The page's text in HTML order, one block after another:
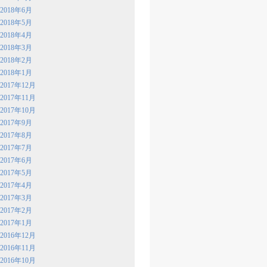
2018年6月
2018年5月
2018年4月
2018年3月
2018年2月
2018年1月
2017年12月
2017年11月
2017年10月
2017年9月
2017年8月
2017年7月
2017年6月
2017年5月
2017年4月
2017年3月
2017年2月
2017年1月
2016年12月
2016年11月
2016年10月